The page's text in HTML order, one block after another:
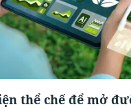
thể chế để mở